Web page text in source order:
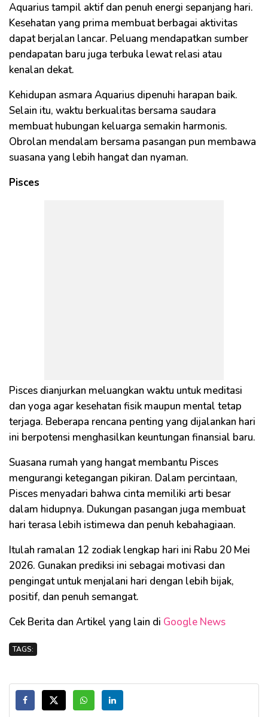
Aquarius tampil aktif dan penuh energi sepanjang hari.
Kesehatan yang prima membuat berbagai aktivitas
dapat berjalan lancar. Peluang mendapatkan sumber
pendapatan baru juga terbuka lewat relasi atau
kenalan dekat.
Kehidupan asmara Aquarius dipenuhi harapan baik.
Selain itu, waktu berkualitas bersama saudara
membuat hubungan keluarga semakin harmonis.
Obrolan mendalam bersama pasangan pun membawa
suasana yang lebih hangat dan nyaman.
Pisces
Pisces dianjurkan meluangkan waktu untuk meditasi
dan yoga agar kesehatan fisik maupun mental tetap
terjaga. Beberapa rencana penting yang dijalankan hari
ini berpotensi menghasilkan keuntungan finansial baru.
Suasana rumah yang hangat membantu Pisces
mengurangi ketegangan pikiran. Dalam percintaan,
Pisces menyadari bahwa cinta memiliki arti besar
dalam hidupnya. Dukungan pasangan juga membuat
hari terasa lebih istimewa dan penuh kebahagiaan.
Itulah ramalan 12 zodiak lengkap hari ini Rabu 20 Mei
2026. Gunakan prediksi ini sebagai motivasi dan
pengingat untuk menjalani hari dengan lebih bijak,
positif, dan penuh semangat.
Cek Berita dan Artikel yang lain di Google News
TAGS: